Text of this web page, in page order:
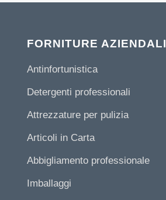
FORNITURE AZIENDALI
Antinfortunistica
Detergenti professionali
Attrezzature per pulizia
Articoli in Carta
Abbigliamento professionale
Imballaggi